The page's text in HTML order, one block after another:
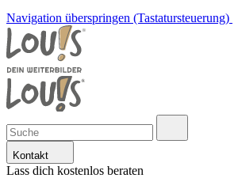
Navigation überspringen (Tastatursteuerung)
Kontakt
Lass dich kostenlos beraten